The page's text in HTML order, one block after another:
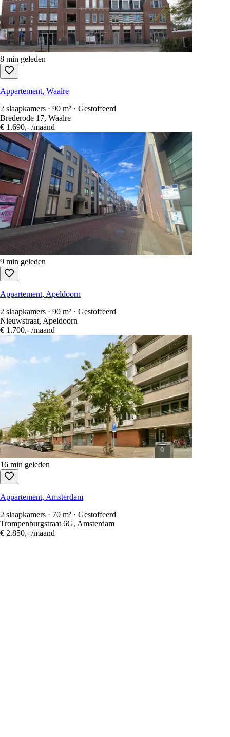
8 min geleden
Appartement, Waalre
2 slaapkamers · 90 m² · Gestoffeerd
Brederode 17, Waalre
€ 1.690,- /maand
9 min geleden
Appartement, Apeldoorn
2 slaapkamers · 90 m² · Gestoffeerd
Nieuwstraat, Apeldoorn
€ 1.700,- /maand
16 min geleden
Appartement, Amsterdam
2 slaapkamers · 70 m² · Gestoffeerd
Trompenburgstraat 6G, Amsterdam
€ 2.850,- /maand